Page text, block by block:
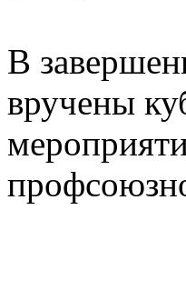
В
вручены